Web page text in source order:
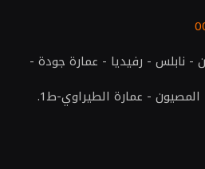
نابلس - رفيديا - عمارة جودة -
- عمارة الطيراوي-ط1.